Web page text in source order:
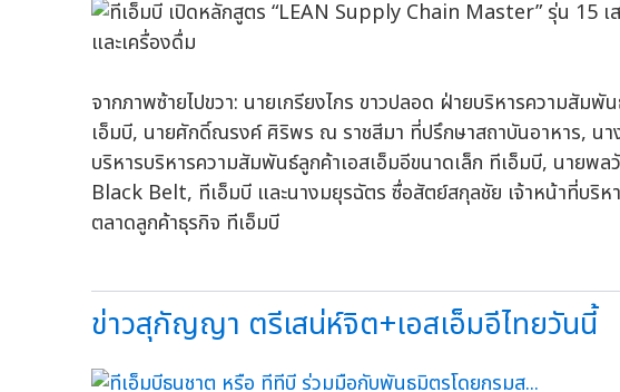
จากภาพซ้ายไปขวา: นายเกรียงไกร ขาวปลอด ฝ่ายบริหารความสัม
เอ็มบี, นายศักดิ์ณรงค์ ศิริพร ณ ราชสีมา ที่ปรึกษาสถาบันอาหาร, น
บริหารบริหารความสัมพันธ์ลูกค้าเอสเอ็มอีขนาดเล็ก ทีเอ็มบี, นาย
Black Belt, ทีเอ็มบี และนางมยุรฉัตร ซื่อสัตย์สกุลชัย เจ้าหน้าที่บริห
ตลาดลูกค้าธุรกิจ ทีเอ็มบี
ข่าวสุกัญญา ตรีเสน่ห์จิต+เอสเอ็มอีไทยวันนี้